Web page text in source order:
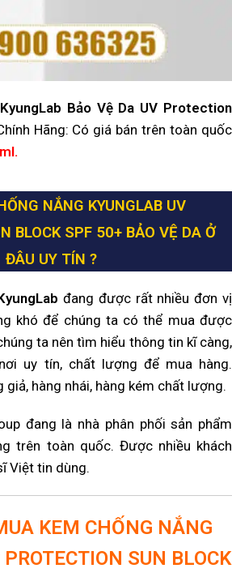
Bảo Vệ Da UV Protection
Hãng: Có giá bán trên toàn quốc
NẮNG KYUNGLAB UV
BLOCK SPF 50+ BẢO VỆ DA Ở
ĐÂU UY TÍN ?
đang được rất nhiều đơn vị
khó để chúng ta có thể mua được
ta nên tìm hiểu thông tin kĩ càng,
uy tín, chất lượng để mua hàng.
giả, hàng nhái, hàng kém chất lượng.
đang là nhà phân phối sản phẩm
trên toàn quốc. Được nhiều khách
Việt tin dùng.
KEM CHỐNG NẮNG
SUN BLOCK